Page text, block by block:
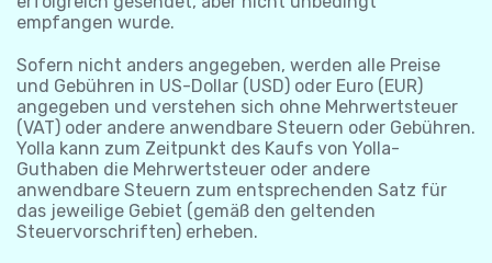
empfangen wurde.
Sofern nicht anders angegeben, werden alle Preise
und Gebühren in US-Dollar (USD) oder Euro (EUR)
angegeben und verstehen sich ohne Mehrwertsteuer
(VAT) oder andere anwendbare Steuern oder Gebühren.
Yolla kann zum Zeitpunkt des Kaufs von Yolla-
Guthaben die Mehrwertsteuer oder andere
anwendbare Steuern zum entsprechenden Satz für
das jeweilige Gebiet (gemäß den geltenden
Steuervorschriften) erheben.